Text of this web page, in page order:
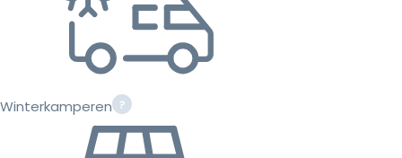
Winterkamperen